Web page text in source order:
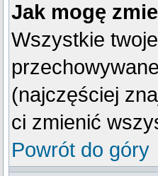
Jak mogę
Wszystkie
(najczęściej
ci zmienić
Powrót do góry